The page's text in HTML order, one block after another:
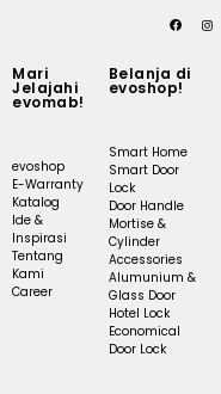
Mari
Jelajahi
evomab!
evoshop
E-Warranty
Katalog
Ide &
Inspirasi
Tentang
Kami
Career
Belanja di
evoshop!
Smart Home
Smart Door
Lock
Door Handle
Mortise &
Cylinder
Accessories
Alumunium &
Glass Door
Hotel Lock
Economical
Door Lock